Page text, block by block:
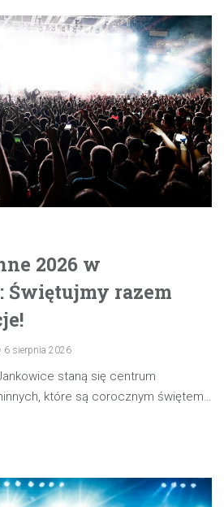
2026 w
Świętujmy razem
6 sierpnia 2026
staną się centrum
które są corocznym świętem…